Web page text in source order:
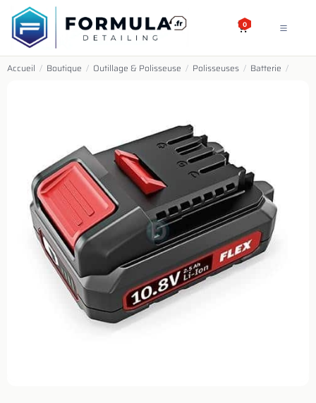
SE RENDRE AU CONTENU
0
Accueil / Boutique / Outillage & Polisseuse / Polisseuses / Batterie /